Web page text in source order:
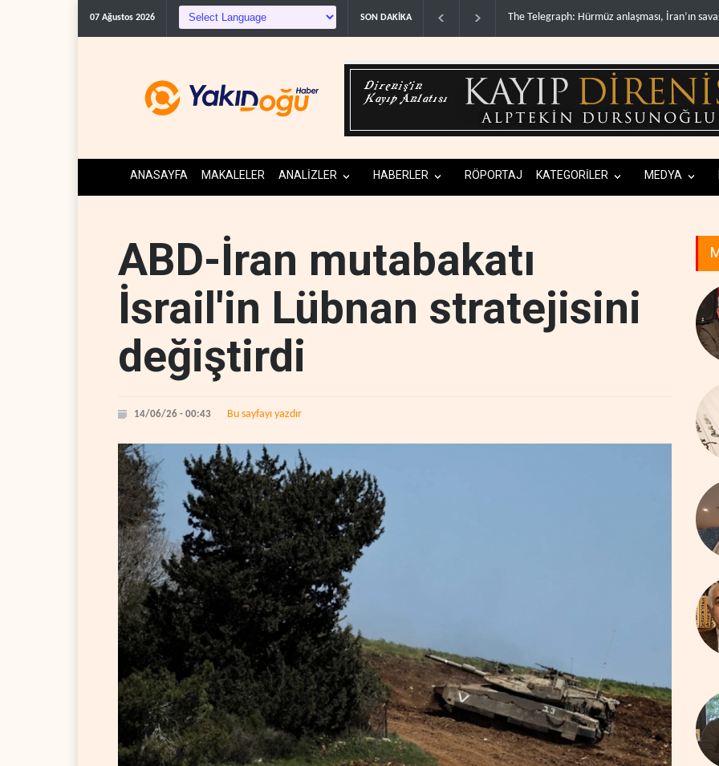
07 Ağustos 2026 SON DAKİKA
The Telegraph: Hürmüz anlaşması, İran’ın savaşı ka.. Yemen’den dengeleri değiştirecek yeni askeri
ANASAYFA MAKALELER ANALİZLER HABERLER RÖPORTAJ KATEGORİLER MEDYA
ABD-İran mutabakatı
İsrail'in Lübnan stratejisini
değiştirdi
14/06/26 - 00:43 Bu sayfayı yazdır